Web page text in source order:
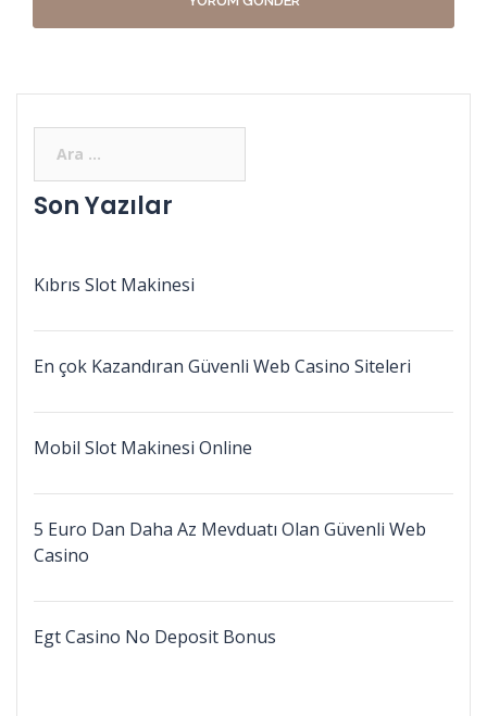
Son Yazılar
Kıbrıs Slot Makinesi
En çok Kazandıran Güvenli Web Casino Siteleri
Mobil Slot Makinesi Online
5 Euro Dan Daha Az Mevduatı Olan Güvenli Web
Casino
Egt Casino No Deposit Bonus